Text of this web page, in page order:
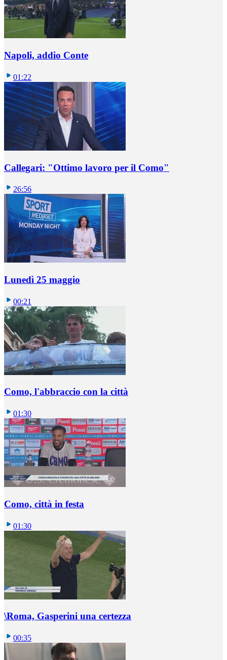
Napoli, addio Conte
01:22
Callegari: "Ottimo lavoro per il Como"
26:56
Lunedì 25 maggio
00:21
Como, l'abbraccio con la città
01:30
Como, città in festa
01:30
\Roma, Gasperini una certezza
00:35